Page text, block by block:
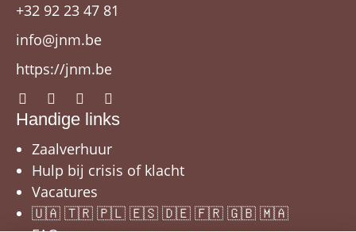
+32 92 23 47 81
info@jnm.be
https://jnm.be
Handige links
Zaalverhuur
Hulp bij crisis of klacht
Vacatures
🇺🇦 🇹🇷 🇵🇱 🇪🇸 🇩🇪 🇫🇷 🇬🇧 🇲🇦